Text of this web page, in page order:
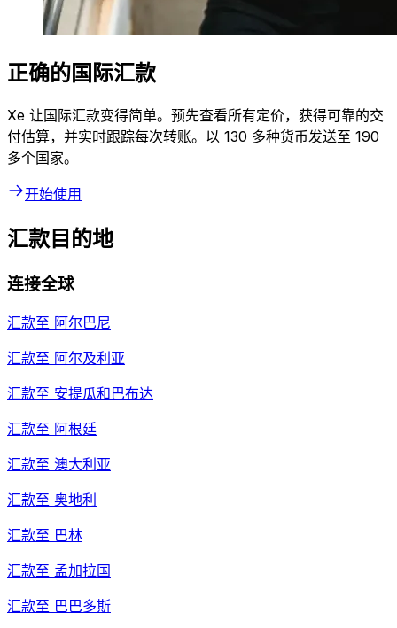
正确的国际汇款
Xe 让国际汇款变得简单。预先查看所有定价，获得可靠的交
付估算，并实时跟踪每次转账。以 130 多种货币发送至 190
多个国家。
开始使用
汇款目的地
连接全球
汇款至 阿尔巴尼
汇款至 阿尔及利亚
汇款至 安提瓜和巴布达
汇款至 阿根廷
汇款至 澳大利亚
汇款至 奥地利
汇款至 巴林
汇款至 孟加拉国
汇款至 巴巴多斯